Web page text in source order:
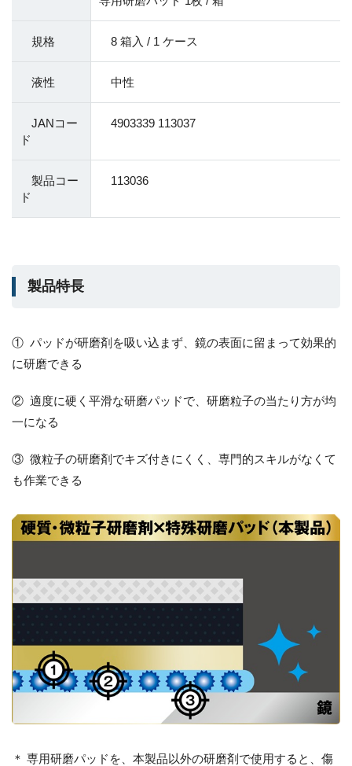
規格 8 箱入 / 1 ケース
液性 中性
JANコー
ド
4903339 113037
製品コー
ド
113036
製品特長
① パッドが研磨剤を吸い込まず、鏡の表面に留まって効果的
に研磨できる
② 適度に硬く平滑な研磨パッドで、研磨粒子の当たり方が均
一になる
③ 微粒子の研磨剤でキズ付きにくく、専門的スキルがなくて
も作業できる
＊ 専用研磨パッドを、本製品以外の研磨剤で使用すると、傷